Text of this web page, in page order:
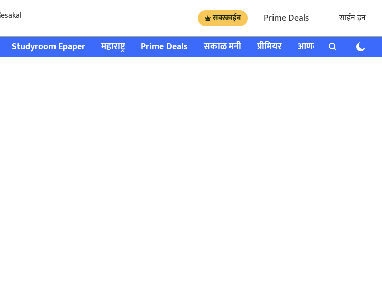
सबस्क्राईब Prime Deals साईन इन
Studyroom Epaper महाराष्ट्र Prime Deals सकाळ मनी प्रीमियर आणखी राशी भविष्य